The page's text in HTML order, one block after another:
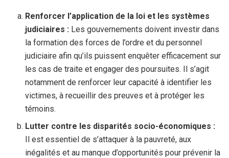
Renforcer l’application de la loi et les systèmes
judiciaires : Les gouvernements doivent investir dans
la formation des forces de l’ordre et du personnel
judiciaire afin qu’ils puissent enquêter efficacement sur
les cas de traite et engager des poursuites. Il s’agit
notamment de renforcer leur capacité à identifier les
victimes, à recueillir des preuves et à protéger les
témoins.
Lutter contre les disparités socio-économiques :
Il est essentiel de s’attaquer à la pauvreté, aux
inégalités et au manque d’opportunités pour prévenir la